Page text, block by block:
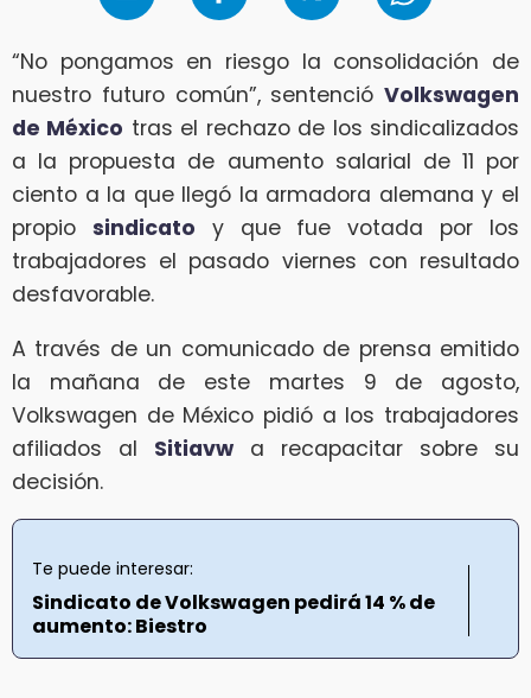
“No pongamos en riesgo la consolidación de
nuestro futuro común”, sentenció Volkswagen
de México tras el rechazo de los sindicalizados
a la propuesta de aumento salarial de 11 por
ciento a la que llegó la armadora alemana y el
propio sindicato y que fue votada por los
trabajadores el pasado viernes con resultado
desfavorable.
A través de un comunicado de prensa emitido
la mañana de este martes 9 de agosto,
Volkswagen de México pidió a los trabajadores
afiliados al Sitiavw a recapacitar sobre su
decisión.
Te puede interesar:
Sindicato de Volkswagen pedirá 14 % de
aumento: Biestro